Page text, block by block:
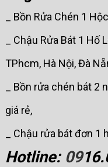
_ Bồn Rửa Chén 1
_ Chậu Rửa Bát 1 Hố
TPhcm, Hà Nội, Đà
_ Bồn rửa chén bát 2
giá rẻ,
_ Chậu rửa bát đơn
Hotline: 09